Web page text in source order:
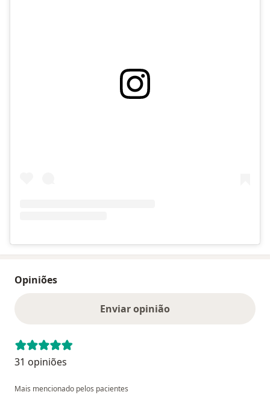
Opiniões
Enviar opinião
31 opiniões
Mais mencionado pelos pacientes